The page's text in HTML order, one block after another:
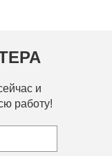
и
работу!